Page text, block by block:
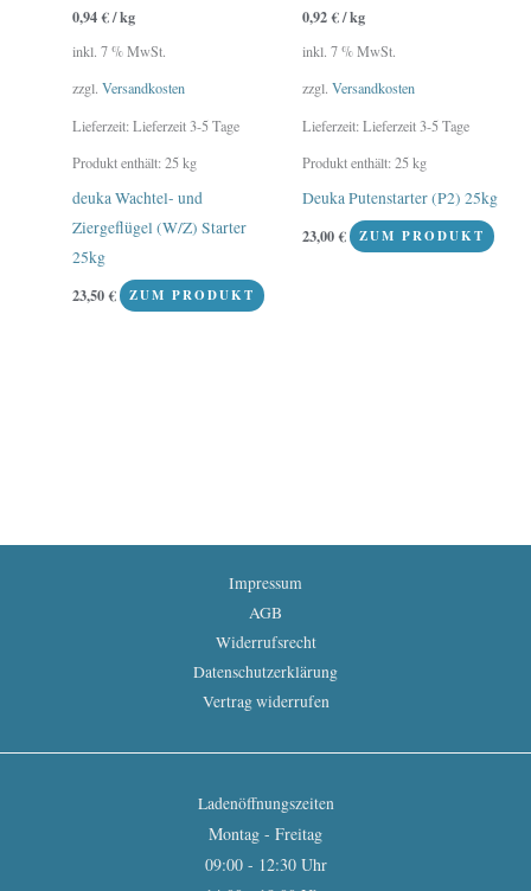
0,94€/kg
inkl. 7 % MwSt.
zzgl.Versandkosten
Lieferzeit:Lieferzeit 3-5 Tage
Produkt enthält: 25kg
deuka Wachtel- und
Ziergeflügel (W/Z) Starter
25kg
23,50€ ZUM PRODUKT
0,92€/kg
inkl. 7 % MwSt.
zzgl. Versandkosten
Lieferzeit:Lieferzeit 3-5 Tage
Produkt enthält: 25kg
Deuka Putenstarter (P2) 25kg
23,00€ ZUM PRODUKT
Impressum
AGB
Widerrufsrecht
Datenschutzerklärung
Vertrag widerrufen
Ladenöffnungszeiten
Montag - Freitag
09:00 - 12:30 Uhr